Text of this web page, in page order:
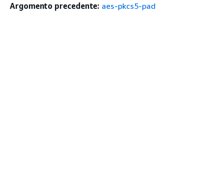
Argomento precedente: aes-pkcs5-pad